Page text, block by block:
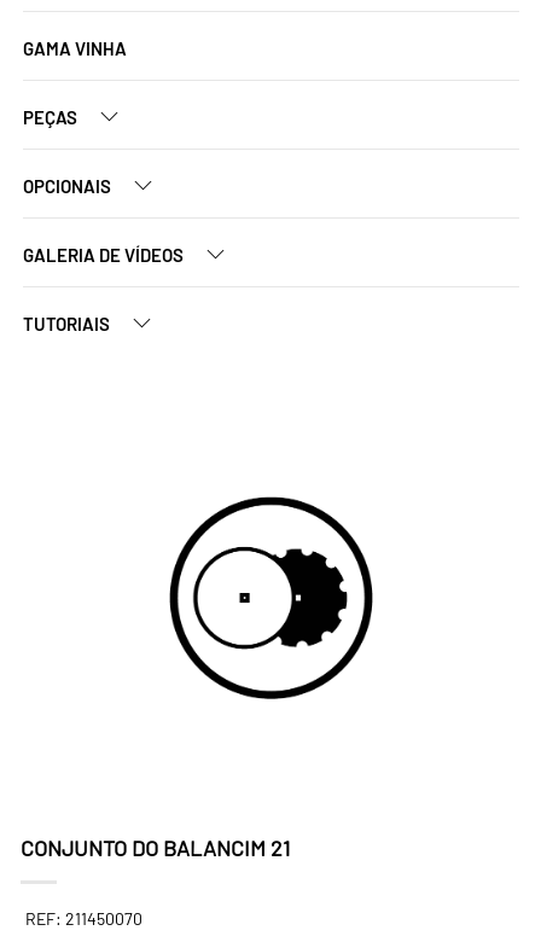
GAMA VINHA
PEÇAS
OPCIONAIS
GALERIA DE VÍDEOS
TUTORIAIS
CONJUNTO DO BALANCIM 21
REF: 211450070